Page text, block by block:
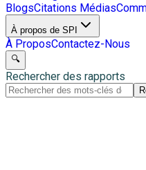
BlogsCitations Médias
À propos de SPI
À ProposContactez-Nous
🔍
Rechercher des rapports